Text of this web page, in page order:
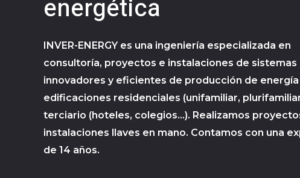
Ingeniería
instalaciones de
energética
INVER-ENERGY es una ingeniería especializada en
consultoría, proyectos e instalaciones de sistemas